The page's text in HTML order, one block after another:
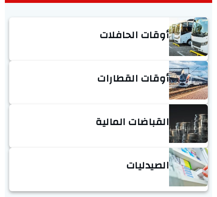
أوقات الحافلات
أوقات القطارات
القباضات المالية
الصيدليات